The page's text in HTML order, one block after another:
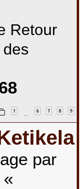
Retour
1 6 7 8 9
par
«